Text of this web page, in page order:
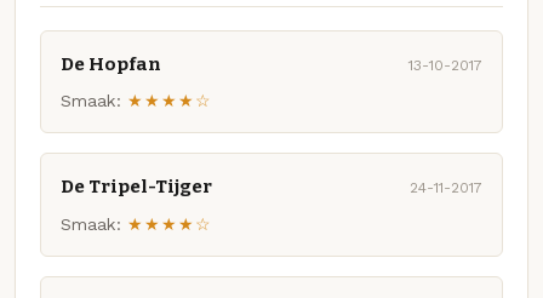
De Hopfan 13-10-2017
Smaak: ★★★★☆
De Tripel-Tijger 24-11-2017
Smaak: ★★★★☆